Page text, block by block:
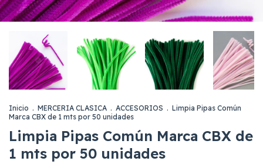
Inicio . MERCERIA CLASICA . ACCESORIOS . Limpia Pipas Común
Marca CBX de 1 mts por 50 unidades
Limpia Pipas Común Marca CBX de
1 mts por 50 unidades